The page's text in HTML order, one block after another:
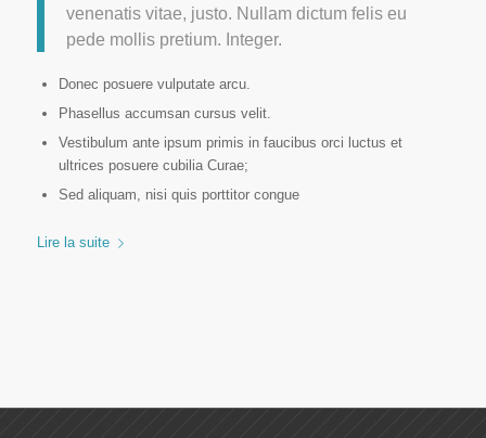
venenatis vitae, justo. Nullam dictum felis eu
pede mollis pretium. Integer.
Donec posuere vulputate arcu.
Phasellus accumsan cursus velit.
Vestibulum ante ipsum primis in faucibus orci luctus et
ultrices posuere cubilia Curae;
Sed aliquam, nisi quis porttitor congue
Lire la suite